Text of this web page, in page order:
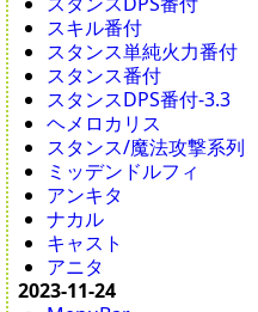
スキル番付
スタンス単純火力番付
スタンス番付
スタンスDPS番付-3.3
ヘメロカリス
スタンス/魔法攻撃系列
ミッデンドルフィ
アンキタ
ナカル
キャスト
アニタ
2023-11-24